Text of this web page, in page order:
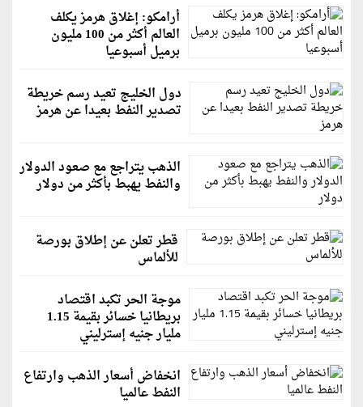
أرامكو: إغلاق هرمز يكلف
العالم أكثر من 100 مليون
برميل أسبوعيا
دول الخليج تعيد رسم خريطة
تصدير النفط بعيدا عن هرمز
الذهب يتراجع مع صعود الدولار
والنفط يهبط بأكثر من دولار
قطر تعلن عن إطلاق بورصة
للألماس
موجة الحر تكبد اقتصاد
بريطانيا خسائر بقيمة 1.15
مليار جنيه إسترليني
انخفاض أسعار الذهب وارتفاع
النفط عالميا